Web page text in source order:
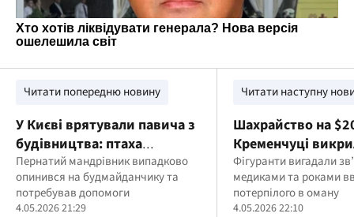
Читати попередню новину
У Києві врятували павича з
будівництва: птаха
передали ветеринарам і
шукають власника
Пернатий мандрівник випадково
опинився на будмайданчику та
потребував допомоги
4.05.2026 21:29
Читати наступну
Шахрайство на
Кременчуці
обману
виглядом
Фігуранти вигадали
медиками та роками
потерпілого в оману
4.05.2026 22:10